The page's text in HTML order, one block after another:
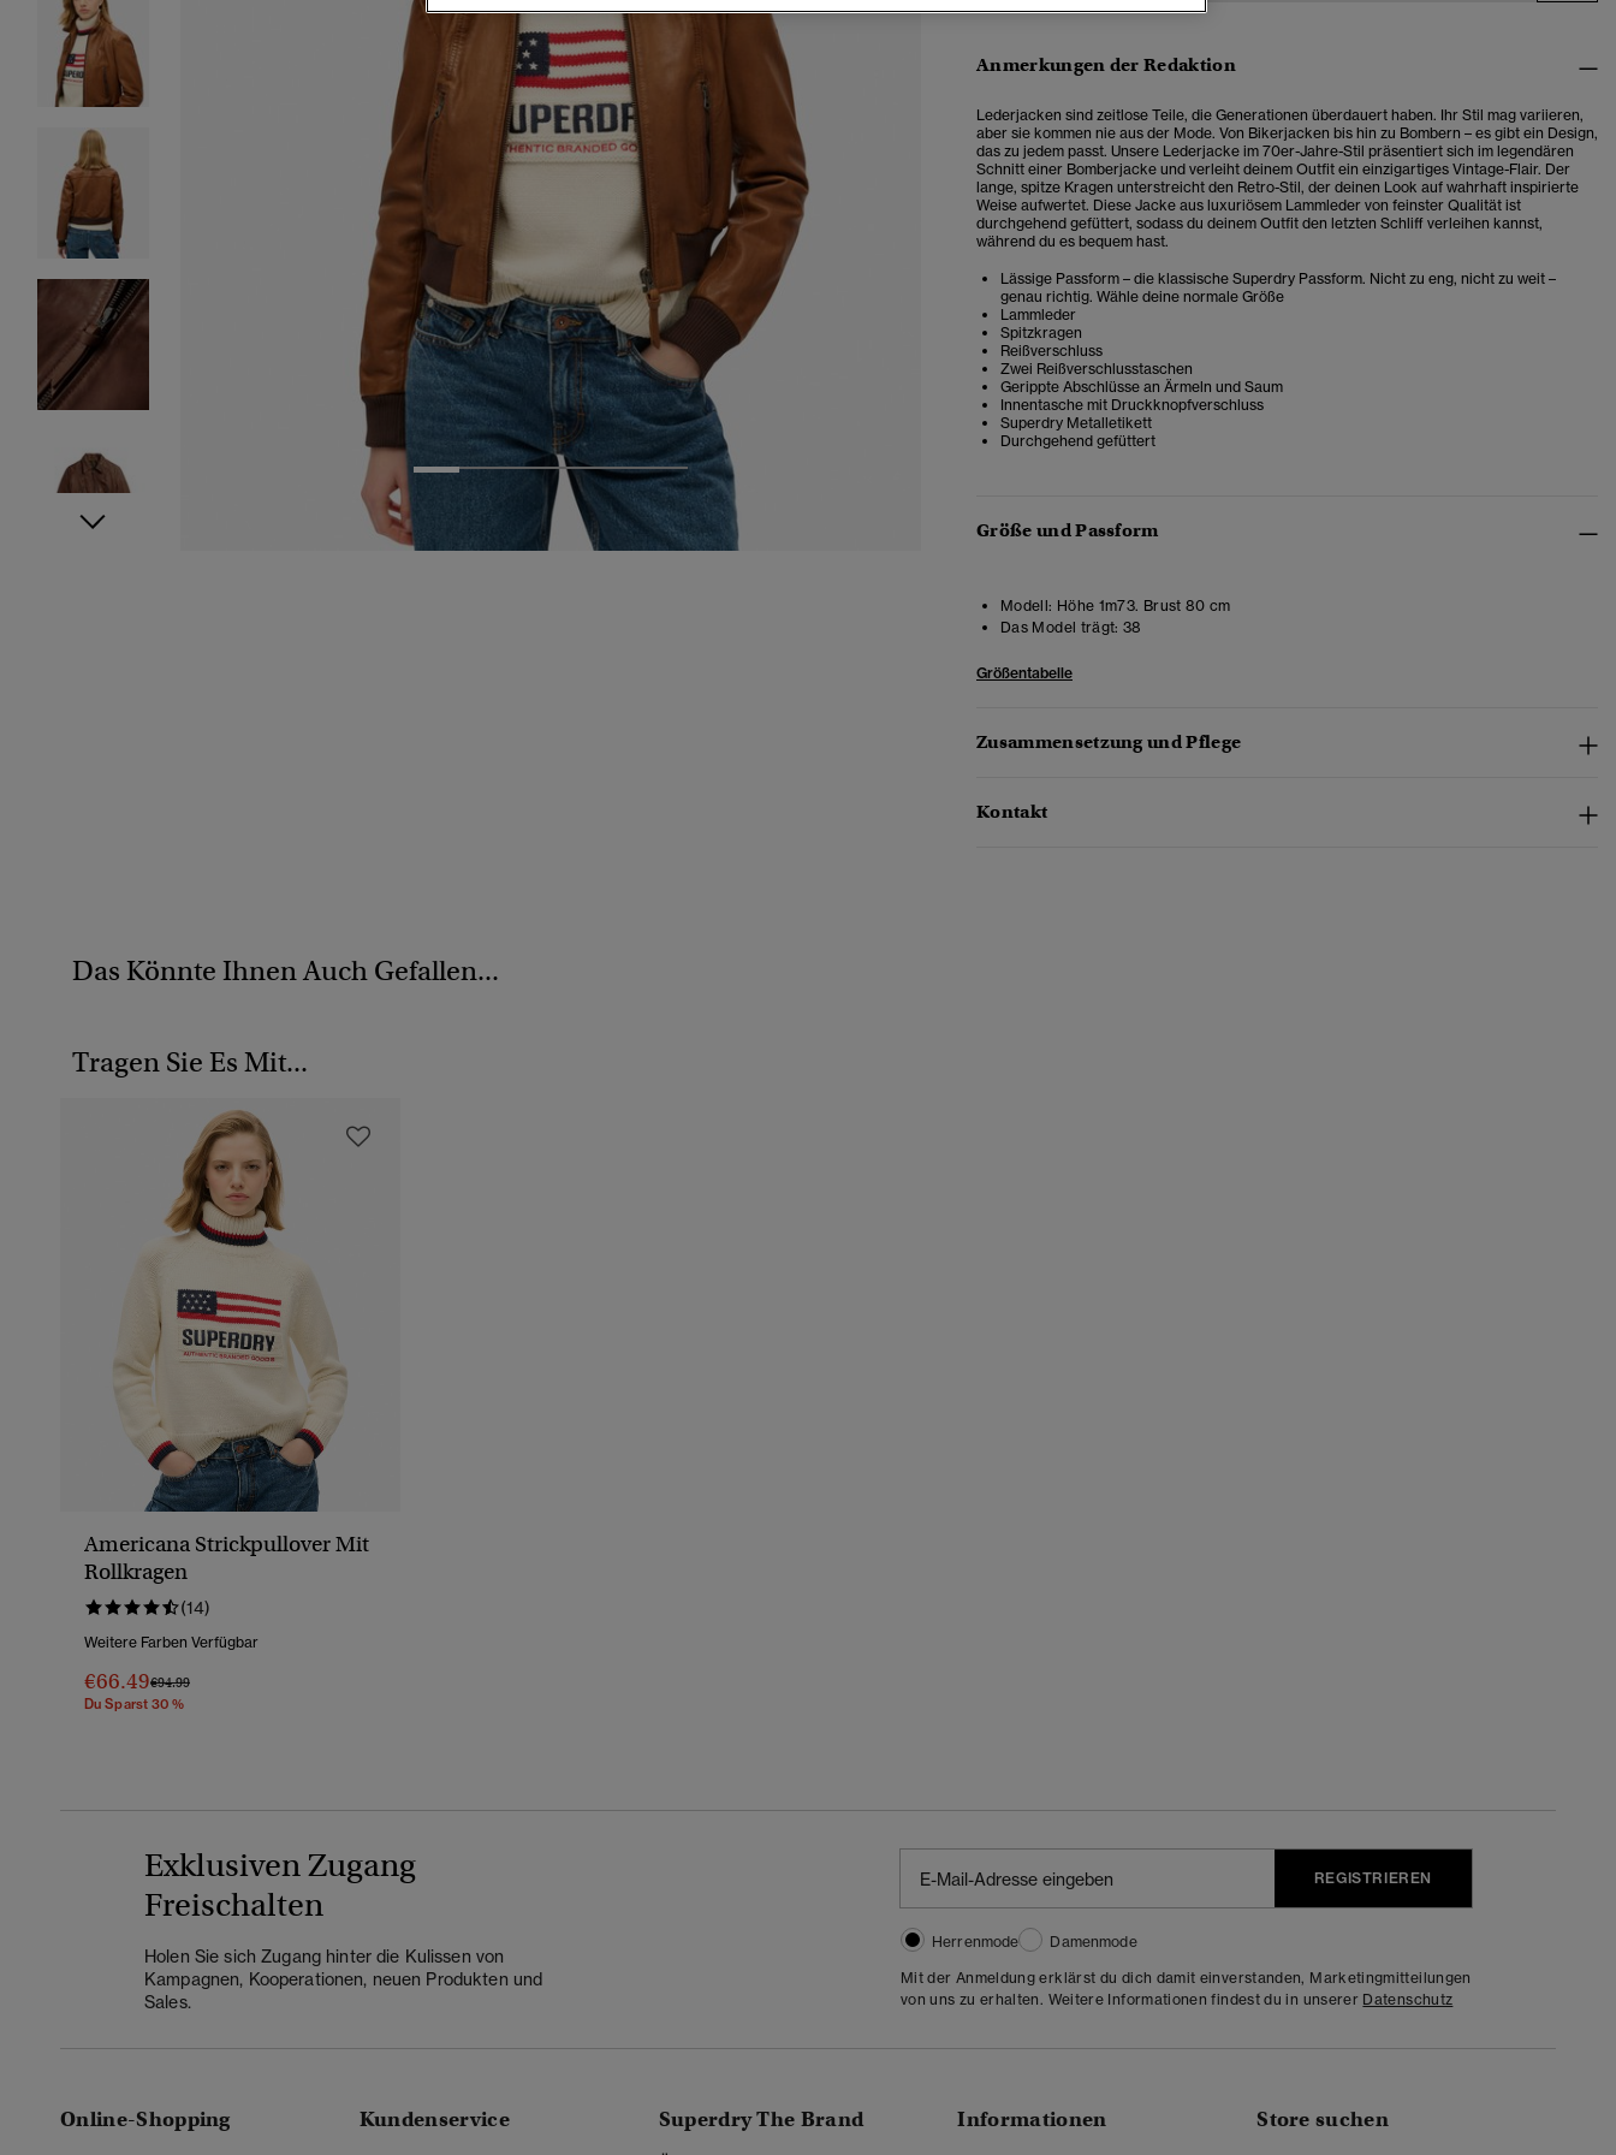
4 5 6
Anmerkungen der Redaktion
Lederjacken sind zeitlose Teile, die Generationen überdauert haben. Ihr Stil mag variieren,
aber sie kommen nie aus der Mode. Von Bikerjacken bis hin zu Bombern – es gibt ein Design,
das zu jedem passt. Unsere Lederjacke im 70er-Jahre-Stil präsentiert sich im legendären
Schnitt einer Bomberjacke und verleiht deinem Outfit ein einzigartiges Vintage-Flair. Der
lange, spitze Kragen unterstreicht den Retro-Stil, der deinen Look auf wahrhaft inspirierte
Weise aufwertet. Diese Jacke aus luxuriösem Lammleder von feinster Qualität ist
durchgehend gefüttert, sodass du deinem Outfit den letzten Schliff verleihen kannst,
während du es bequem hast.
Lässige Passform – die klassische Superdry Passform. Nicht zu eng, nicht zu weit –
genau richtig. Wähle deine normale Größe
Lammleder
Spitzkragen
Reißverschluss
Zwei Reißverschlusstaschen
Gerippte Abschlüsse an Ärmeln und Saum
Innentasche mit Druckknopfverschluss
Superdry Metalletikett
Durchgehend gefüttert
Größe und Passform
Modell: Höhe 1m73. Brust 80 cm
Das Model trägt: 38
Größentabelle
Zusammensetzung und Pflege
Kontakt
Das Könnte Ihnen Auch Gefallen...
Tragen Sie Es Mit...
Americana Strickpullover Mit
Rollkragen
(14)
Weitere Farben Verfügbar
€66.49Preis Wurde Reduziert Von
€94.99Bis
Du Sparst 30 %
Exklusiven Zugang
Freischalten
Holen Sie sich Zugang hinter die Kulissen von
Kampagnen, Kooperationen, neuen Produkten und
Sales.
REGISTRIEREN
Herrenmode
Damenmode
Mit der Anmeldung erklärst du dich damit einverstanden, Marketingmitteilungen
von uns zu erhalten. Weitere Informationen findest du in unserer Datenschutz
Online-Shopping Kundenservice Superdry The Brand Informationen Store suchen